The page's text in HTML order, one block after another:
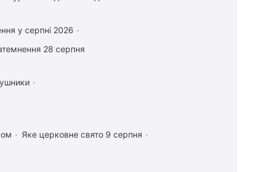
у серпні 2026
28 серпня
Яке церковне свято 9 серпня